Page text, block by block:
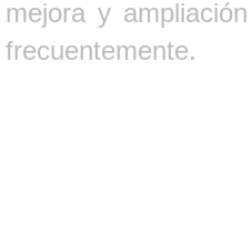
mejora y
frecuentemente.